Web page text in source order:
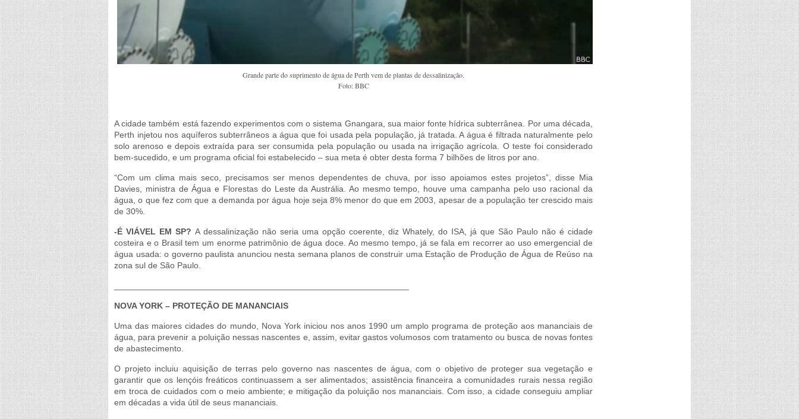
Grande parte do suprimento de água de Perth vem de plantas de dessalinização.
Foto: BBC
A cidade também está fazendo experimentos com o sistema Gnangara, sua maior fonte hídrica subterrânea. Por uma década,
Perth injetou nos aquíferos subterrâneos a água que foi usada pela população, já tratada. A água é filtrada naturalmente pelo
solo arenoso e depois extraída para ser consumida pela população ou usada na irrigação agrícola. O teste foi considerado
bem-sucedido, e um programa oficial foi estabelecido – sua meta é obter desta forma 7 bilhões de litros por ano.
“Com um clima mais seco, precisamos ser menos dependentes de chuva, por isso apoiamos estes projetos”, disse Mia
Davies, ministra de Água e Florestas do Leste da Austrália. Ao mesmo tempo, houve uma campanha pelo uso racional da
água, o que fez com que a demanda por água hoje seja 8% menor do que em 2003, apesar de a população ter crescido mais
de 30%.
-É VIÁVEL EM SP? A dessalinização não seria uma opção coerente, diz Whately, do ISA, já que São Paulo não é cidade
costeira e o Brasil tem um enorme patrimônio de água doce. Ao mesmo tempo, já se fala em recorrer ao uso emergencial de
água usada: o governo paulista anunciou nesta semana planos de construir uma Estação de Produção de Água de Reúso na
zona sul de São Paulo.
NOVA YORK – PROTEÇÃO DE MANANCIAIS
Uma das maiores cidades do mundo, Nova York iniciou nos anos 1990 um amplo programa de proteção aos mananciais de
água, para prevenir a poluição nessas nascentes e, assim, evitar gastos volumosos com tratamento ou busca de novas fontes
de abastecimento.
O projeto incluiu aquisição de terras pelo governo nas nascentes de água, com o objetivo de proteger sua vegetação e
garantir que os lençóis freáticos continuassem a ser alimentados; assistência financeira a comunidades rurais nessa região
em troca de cuidados com o meio ambiente; e mitigação da poluição nos mananciais. Com isso, a cidade conseguiu ampliar
em décadas a vida útil de seus mananciais.